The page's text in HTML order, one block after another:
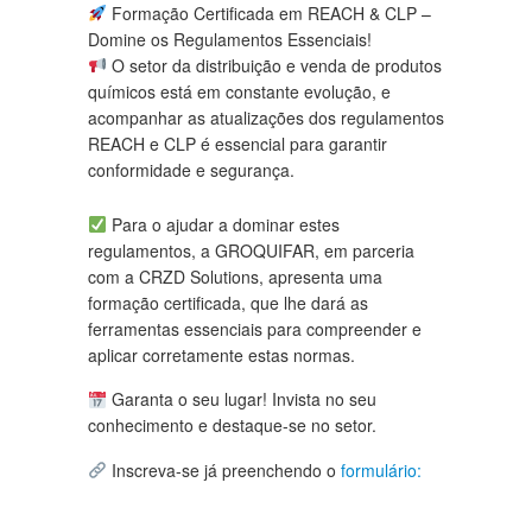
Formação Certificada em REACH & CLP –
Domine os Regulamentos Essenciais!
O setor da distribuição e venda de produtos
químicos está em constante evolução, e
acompanhar as atualizações dos regulamentos
REACH e CLP é essencial para garantir
conformidade e segurança.
Para o ajudar a dominar estes
regulamentos, a GROQUIFAR, em parceria
com a CRZD Solutions, apresenta uma
formação certificada, que lhe dará as
ferramentas essenciais para compreender e
aplicar corretamente estas normas.
Garanta o seu lugar! Invista no seu
conhecimento e destaque-se no setor.
Inscreva-se já preenchendo o formulário: